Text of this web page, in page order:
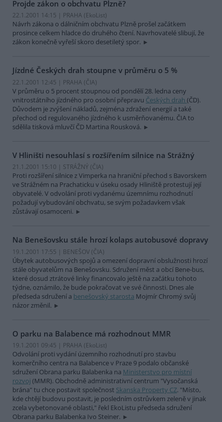
Projde zákon o obchvatu Plzně?
22.1.2001 14:15 | PRAHA (EkoList)
Návrh zákona o dálničním obchvatu Plzně prošel začátkem
prosince celkem hladce do druhého čtení. Navrhovatelé slibují, že
zákon konečně vyřeší skoro desetiletý spor.
Jízdné Českých drah stoupne v průměru o 5 %
22.1.2001 12:45 | PRAHA (ČIA)
V průměru o 5 procent stoupnou od pondělí 28. ledna ceny
vnitrostátního jízdného pro osobní přepravu Českých drah (ČD).
Důvodem je zvýšení nákladů, zejména zdražení energií a také
přechod od regulovaného jízdného k usměrňovanému. ČIA to
sdělila tisková mluvčí ČD Martina Rousková.
V Hliništi nesouhlasí s rozšířením silnice na Strážný
21.1.2001 15:10 | STRÁŽNÝ (ČIA)
Proti rozšíření silnice z Vimperka na hraniční přechod s Bavorskem
ve Strážném na Prachaticku v úseku osady Hliniště protestují její
obyvatelé. V odvolání proti vydanému územnímu rozhodnutí
požadují vybudování obchvatu, se svým požadavkem však
zůstávají osamoceni.
Na Benešovsku stále hrozí kolaps autobusové dopravy
19.1.2001 17:55 | BENEŠOV (ČIA)
Úbytek autobusových spojů a omezení dopravní obslužnosti hrozí
stále obyvatelům na Benešovsku. Sdružení měst a obcí Bene-bus,
které dosud ztrátové linky financovalo ještě na začátku tohoto
týdne, oznámilo, že bude pokračovat ve své činnosti. Dnes ale
předseda sdružení a benešovský starosta Mojmír Chromý svůj
názor změnil.
O parku na Balabence má rozhodnout MMR
19.1.2001 09:45 | PRAHA (EkoList)
Odvolání proti vydání územního rozhodnutí pro stavbu
komerčního centra na Balabence v Praze 9 podalo občanské
sdružení Obrana parku Balabenka na Ministerstvo pro místní
rozvoj (MMR). Obchodně administrativní centrum "Vysočanská
brána" tu chce postavit společnost Skanska Property CZ. "Místo,
kde chtějí budovu postavit, je posledním ostrůvkem zeleně v jinak
zcela vybetonované oblasti," řekl EkoListu předseda sdružení
Obrana parku Balabenka Ivo Steiner.